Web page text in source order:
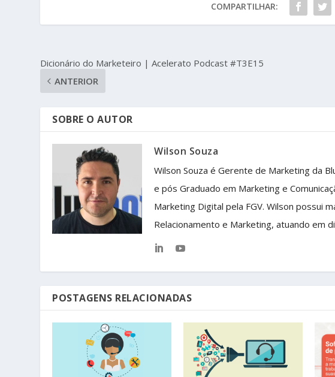
COMPARTILHAR:
Dicionário do Marketeiro | Acelerato Podcast #T3E15
ANTERIOR
SOBRE O AUTOR
Wilson Souza
Wilson Souza é Gerente de Marketing da
e pós Graduado em Marketing e
Marketing Digital pela FGV. Wilson possui
Relacionamento e Marketing, atuando em
POSTAGENS RELACIONADAS